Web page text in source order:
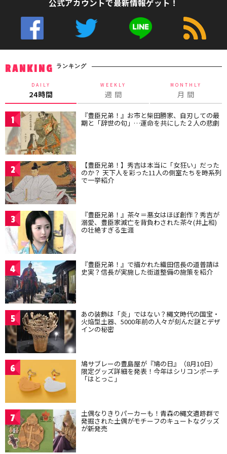
公式アカウントで最新情報ゲット！
RANKING ランキング
DAILY
24時間
WEEKLY
週 間
MONTHLY
月 間
1 『豊臣兄弟！』お市と柴田勝家、自刃しての最
期と「辞世の句」…運命を共にした２人の悲劇
2 【豊臣兄弟！】秀吉は本当に「女狂い」だった
のか？ 天下人を彩った11人の側室たちを時系列
で一挙紹介
3 『豊臣兄弟！』茶々＝悪女はほぼ創作？秀吉が
溺愛、豊臣家滅亡を背負わされた茶々(井上和)
の壮絶すぎる生涯
4 『豊臣兄弟！』で描かれた織田信長の道普請は
史実？信長が実施した街道整備の施策を紹介
5 あの装飾は「炎」ではない？縄文時代の国宝・
火焔型土器、5000年前の人々が刻んだ謎とデザ
インの秘密
6 鳩サブレーの豊島屋が『鳩の日』（8月10日）
限定グッズ詳細を発表！今年はシリコンポーチ
「はとっこ」
7 土偶なりきりパーカーも！青森の縄文遺跡群で
発掘された土偶がモチーフのキュートなグッズ
が新発売